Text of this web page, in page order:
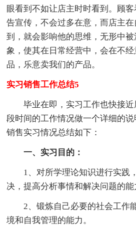
眼看到不如让店主时时看到。顾
告宣传，不会过多在意，而店主
到，就会影响他的思维，无形中
象，使其在日常经营中，会在不
品，乐意卖我们的产品。
实习销售工作总结5
毕业在即，实习工作也快接近
段时间的工作情况做一个详细的
销售实习情况总结如下：
一、实习目的：
1、对所学理论知识进行实践
决，提高分析事情和解决问题的能
2、锻炼自己必要的社会工作
境和自我管理的能力。